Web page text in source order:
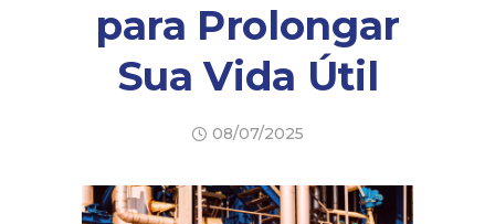
para Prolongar
Sua Vida Útil
08/07/2025